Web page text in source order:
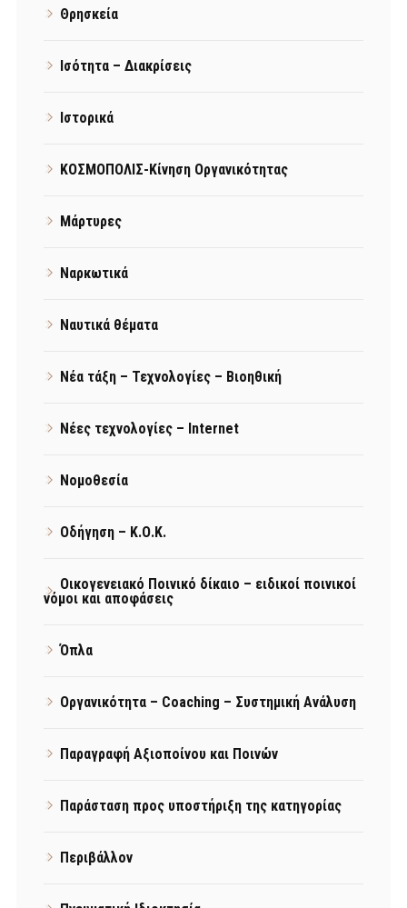
Θρησκεία
Ισότητα – Διακρίσεις
Ιστορικά
ΚΟΣΜΟΠΟΛΙΣ-Κίνηση Οργανικότητας
Μάρτυρες
Ναρκωτικά
Ναυτικά θέματα
Νέα τάξη – Τεχνολογίες – Βιοηθική
Νέες τεχνολογίες – Internet
Νομοθεσία
Οδήγηση – Κ.Ο.Κ.
Οικογενειακό Ποινικό δίκαιο – ειδικοί ποινικοί
νόμοι και αποφάσεις
Όπλα
Οργανικότητα – Coaching – Συστημική Ανάλυση
Παραγραφή Αξιοποίνου και Ποινών
Παράσταση προς υποστήριξη της κατηγορίας
Περιβάλλον